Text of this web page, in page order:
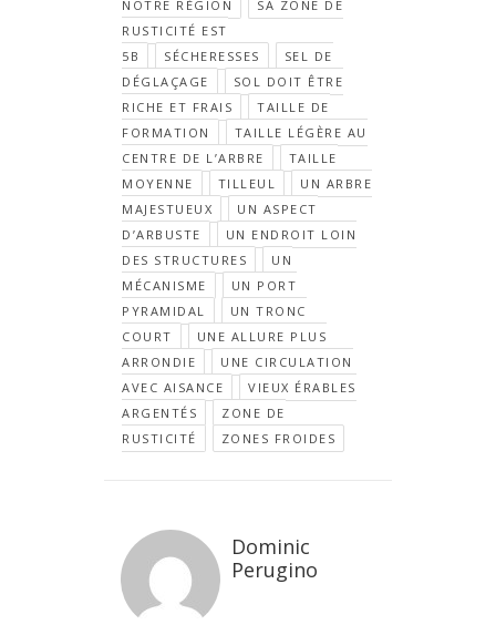
NOTRE RÉGION
SA ZONE DE
RUSTICITÉ EST
5B
SÉCHERESSES
SEL DE
DÉGLAÇAGE
SOL DOIT ÊTRE
RICHE ET FRAIS
TAILLE DE
FORMATION
TAILLE LÉGÈRE AU
CENTRE DE L’ARBRE
TAILLE
MOYENNE
TILLEUL
UN ARBRE
MAJESTUEUX
UN ASPECT
D’ARBUSTE
UN ENDROIT LOIN
DES STRUCTURES
UN
MÉCANISME
UN PORT
PYRAMIDAL
UN TRONC
COURT
UNE ALLURE PLUS
ARRONDIE
UNE CIRCULATION
AVEC AISANCE
VIEUX ÉRABLES
ARGENTÉS
ZONE DE
RUSTICITÉ
ZONES FROIDES
Dominic
Perugino